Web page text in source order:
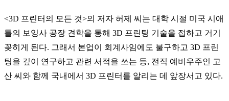
<3D 프린터의 모든 것>의 저자 허제 씨는 대학 시절 미국 시애
틀의 보잉사 공장 견학을 통해 3D 프린팅 기술을 접하고 거기
꽂히게 된다. 그래서 본업이 회계사임에도 불구하고 3D 프린
팅을 깊이 연구하고 관련 서적을 쓰는 등, 전직 예비우주인 고
산 씨와 함께 국내에서 3D 프린터를 알리는 데 앞장서고 있다.